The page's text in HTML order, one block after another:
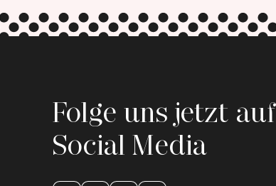
Folge uns jetzt auf
Social Media